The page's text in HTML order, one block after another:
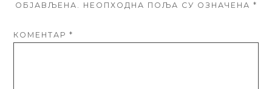
ОБЈАВЉЕНА. НЕОПХОДНА ПОЉА СУ ОЗНАЧЕНА *
КОМЕНТАР*